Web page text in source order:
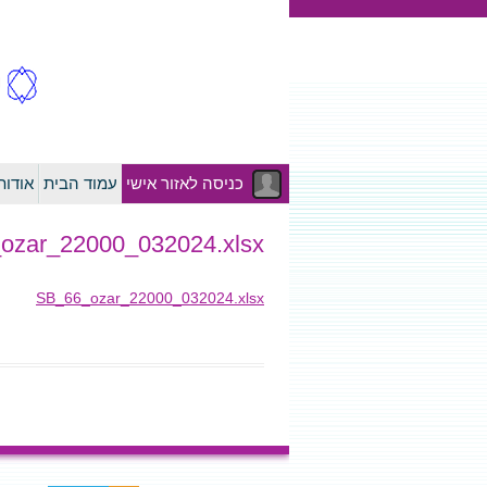
כניסה לאזור אישי עמוד הבית
SB_66_ozar_22000_032024.xlsx